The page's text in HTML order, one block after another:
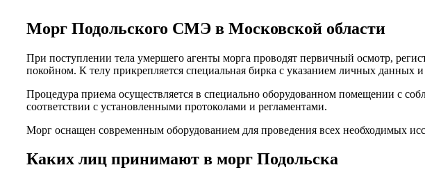
Морг Подольского СМЭ в Московской области
При поступлении тела умершего агенты морга проводят первичный осмотр,
покойном. К телу прикрепляется специальная бирка с указанием личных данных
Процедура приема осуществляется в специально оборудованном помещении с
соответствии с установленными протоколами и регламентами.
Морг оснащен современным оборудованием для проведения всех необходимых
Каких лиц принимают в морг Подольска